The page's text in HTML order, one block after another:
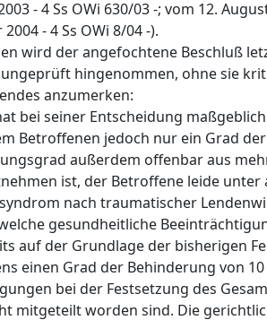
- 4 Ss OWi 630/03 -; vom 12.
- 4 Ss OWi 8/04 -).
wird der angefochtene Beschluß
hingenommen, ohne sie
anzumerken:
bei seiner Entscheidung
Betroffenen jedoch nur ein Grad
außerdem offenbar aus
ist, der Betroffene leide
nach traumatischer
gesundheitliche
auf der Grundlage der bisherigen
einen Grad der Behinderung von
bei der Festsetzung des
mitgeteilt worden sind. Die